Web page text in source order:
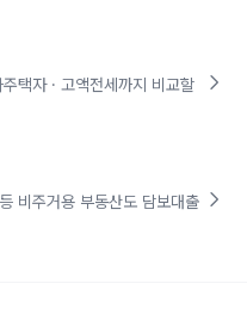
택자 · 고액전세까지 비교할
비주거용 부동산도 담보대출